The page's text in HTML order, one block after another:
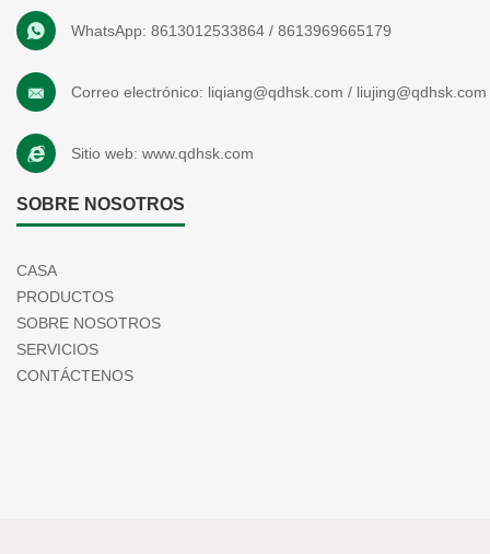
WhatsApp: 8613012533864 / 8613969665179
Correo electrónico: liqiang@qdhsk.com / liujing@qdhsk.com
Sitio web: www.qdhsk.com
SOBRE NOSOTROS
CASA
PRODUCTOS
SOBRE NOSOTROS
SERVICIOS
CONTÁCTENOS